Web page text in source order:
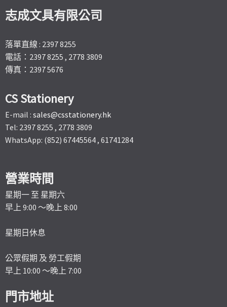
志成文具有限公司
落單直線 : 2397 8255
電話：2397 8255 , 2778 3809
傳真：2397 5676
CS Stationery
E-mail : sales@csstationery.hk
Tel: 2397 8255 , 2778 3809
WhatsApp: (852) 67445564 , 61741284
營業時間
星期一 至 星期六
早上 9:00 ～晚上 8:00
星期日休息
公眾假期 及 勞工假期
早上 10:00 ～晚上 7:00
門市地址